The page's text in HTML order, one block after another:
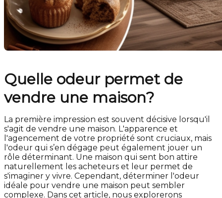
Quelle odeur permet de
vendre une maison?
La première impression est souvent décisive lorsqu'il
s'agit de vendre une maison. L'apparence et
l'agencement de votre propriété sont cruciaux, mais
l'odeur qui s’en dégage peut également jouer un
rôle déterminant. Une maison qui sent bon attire
naturellement les acheteurs et leur permet de
s'imaginer y vivre. Cependant, déterminer l'odeur
idéale pour vendre une maison peut sembler
complexe. Dans cet article, nous explorerons